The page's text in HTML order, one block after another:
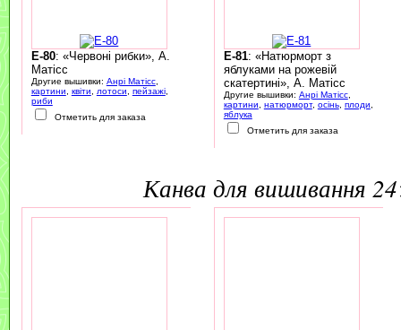
E-80: «Червоні рибки», А.
Матісс
Другие вышивки: Анрі Матісс,
картини
квіти лотоси пейзажі,
риби
Отметить для заказа
E-81: «Натюрморт з
яблуками на рожевій
скатертині», А. Матісс
Другие вышивки: Анрі Матісс,
картини
натюрморт, осінь, плоди
яблука
Отметить для заказа
канва для вишивання